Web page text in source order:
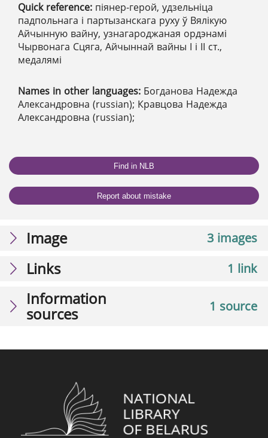
Quick reference: піянер-герой, удзельніца
падпольнага і партызанскага руху ў Вялікую
Айчынную вайну, узнагароджаная ордэнамі
Чырвонага Сцяга, Айчыннай вайны І і ІІ ст.,
медалямі
Names in other languages: Богданова Надежда
Александровна (russian); Кравцова Надежда
Александровна (russian);
Find in NLB
Report about mistake
3 images
Image
1 link
Links
1 source
Information
sources